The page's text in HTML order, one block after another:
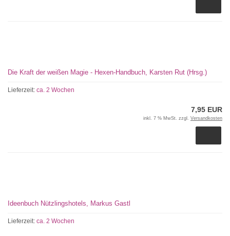
Die Kraft der weißen Magie - Hexen-Handbuch, Karsten Rut (Hrsg.)
Lieferzeit: ca. 2 Wochen
7,95 EUR
inkl. 7 % MwSt. zzgl. Versandkosten
Ideenbuch Nützlingshotels, Markus Gastl
Lieferzeit: ca. 2 Wochen